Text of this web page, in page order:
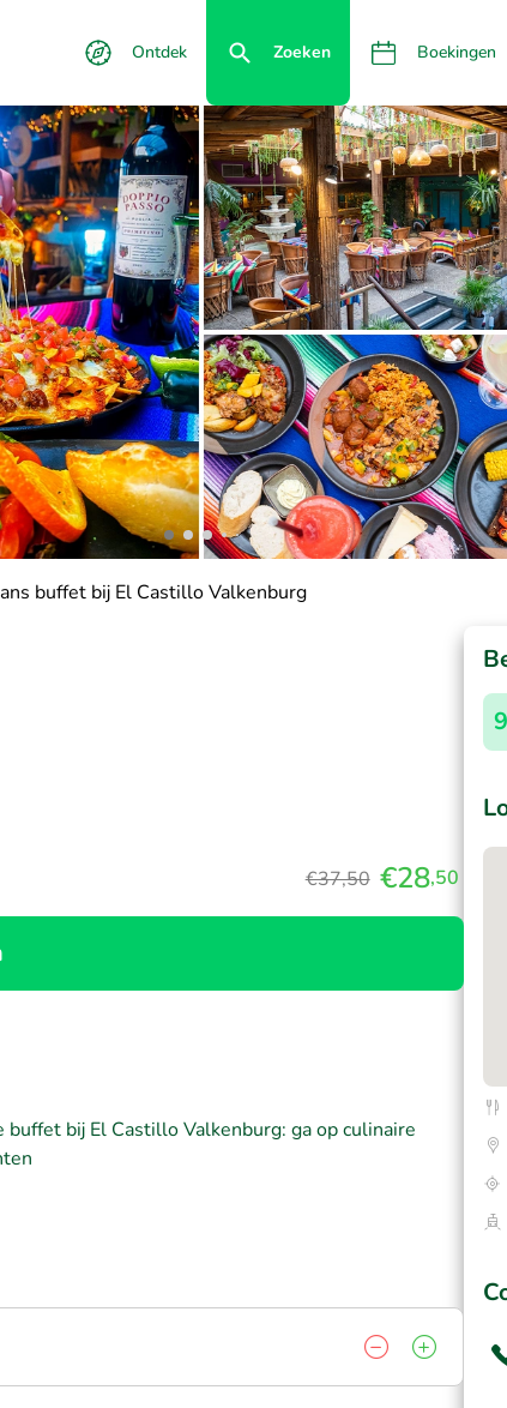
Ontdek Zoeken Boekingen
buffet bij El Castillo Valkenburg
€37,50 €28,50
bij El Castillo Valkenburg: ga op culinaire